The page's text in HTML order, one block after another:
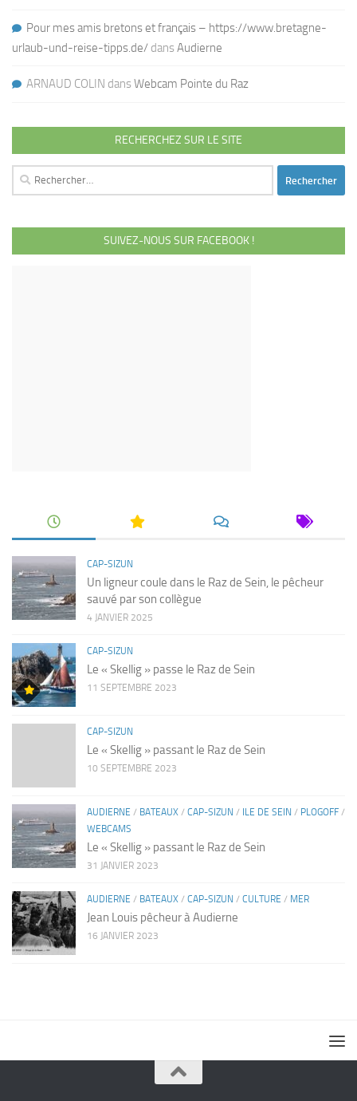
Pour mes amis bretons et français – https://www.bretagne-
urlaub-und-reise-tipps.de/ dans Audierne
ARNAUD COLIN dans Webcam Pointe du Raz
RECHERCHEZ SUR LE SITE
Rechercher :
SUIVEZ-NOUS SUR FACEBOOK !
CAP-SIZUN
Un ligneur coule dans le Raz de Sein, le pêcheur
sauvé par son collègue
4 JANVIER 2025
CAP-SIZUN
Le « Skellig » passe le Raz de Sein
11 SEPTEMBRE 2023
CAP-SIZUN
Le « Skellig » passant le Raz de Sein
10 SEPTEMBRE 2023
AUDIERNE / BATEAUX / CAP-SIZUN / ILE DE SEIN / PLOGOFF /
WEBCAMS
Le « Skellig » passant le Raz de Sein
31 JANVIER 2023
AUDIERNE / BATEAUX / CAP-SIZUN / CULTURE / MER
Jean Louis pêcheur à Audierne
16 JANVIER 2023